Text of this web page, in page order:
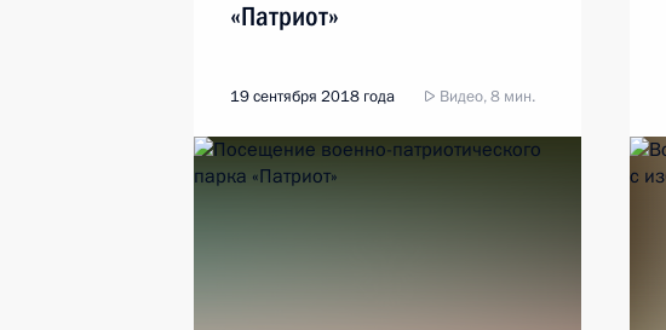
«Патриот»
19 сентября 2018 года Видео, 8 мин.